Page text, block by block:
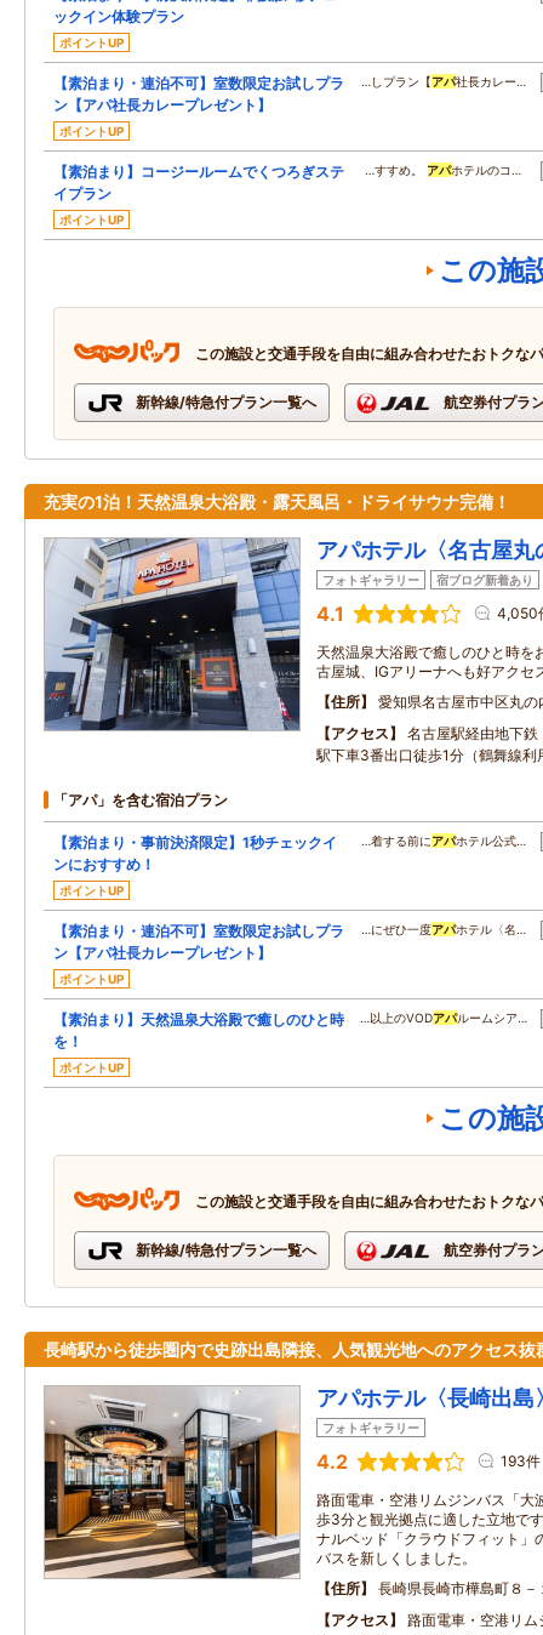
ックイン体験プラン
ポイントUP
【素泊まり・連泊不可】室数限定お試しプラ
ン【アパ社長カレープレゼント】
ポイントUP
…しプラン【アパ社長カレー…
【素泊まり】コージールームでくつろぎステ
イプラン
ポイントUP
…すすめ。 アパホテルのコ…
この施
この施設と交通手段を自由に組み合わせたおトクな
新幹線/特急付プラン一覧へ 航空券付プラ
充実の1泊！天然温泉大浴殿・露天風呂・ドライサウナ完備！
アパホテル〈名古屋丸
フォトギャラリー 宿ブログ新着あり
4.1 4,050
天然温泉大浴殿で癒しのひと時を
古屋城、IGアリーナへも好アクセ
住所
愛知県名古屋市中区丸
アクセス
名古屋駅経由地下
駅下車3番出口徒歩1分（鶴舞線利
「アパ」を含む宿泊プラン
【素泊まり・事前決済限定】1秒チェックイ
ンにおすすめ！
ポイントUP
…着する前にアパホテル公式…
【素泊まり・連泊不可】室数限定お試しプラ
ン【アパ社長カレープレゼント】
ポイントUP
…にぜひ一度アパホテル〈名…
【素泊まり】天然温泉大浴殿で癒しのひと時
を！
ポイントUP
…以上のVODアパルームシア…
この施
この施設と交通手段を自由に組み合わせたおトクな
新幹線/特急付プラン一覧へ 航空券付プラ
長崎駅から徒歩圏内で史跡出島隣接、人気観光地へのアクセス抜
アパホテル〈長崎出島
フォトギャラリー
4.2 193件
路面電車・空港リムジンバス「大
歩3分と観光拠点に適した立地で
ナルベッド「クラウドフィット」
バスを新しくしました。
住所
長崎県長崎市樺島町８－
アクセス
路面電車・空港リ